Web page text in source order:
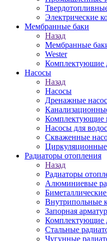
Электрические
Мембранные баки
Назад
Мембранные
Wester
Комплектуюшие
Насосы
Назад
Насосы
Дренажные
Комплектующие
Насосы для
Скваженные
Радиаторы отопления
Назад
Радиаторы
Алюминиевые
Внутрипольные
Запорная
Комплектующие
Стальные
Чугунные